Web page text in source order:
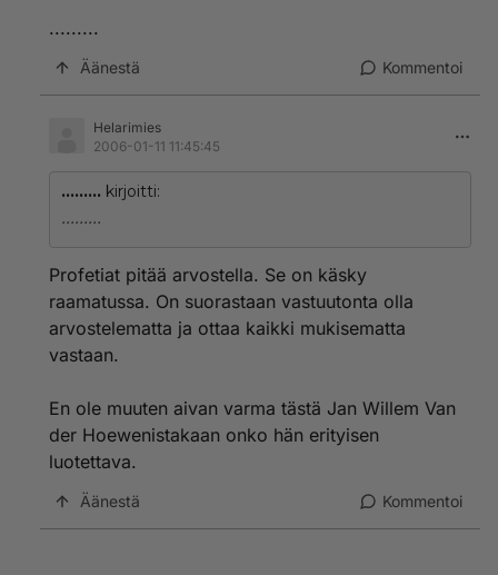
.........
Äänestä Kommentoi
Helarimies
2006-01-11 11:45:45
......... kirjoitti:
.........
Profetiat pitää arvostella. Se on käsky
raamatussa. On suorastaan vastuutonta olla
arvostelematta ja ottaa kaikki mukisematta
vastaan.
En ole muuten aivan varma tästä Jan Willem Van
der Hoewenistakaan onko hän erityisen
luotettava.
Äänestä Kommentoi